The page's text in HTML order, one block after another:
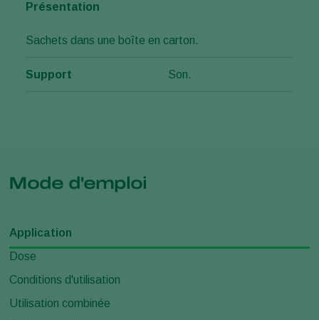
Présentation
Sachets dans une boîte en carton.
Support Son.
Mode d'emploi
Application
Dose
Conditions d'utilisation
Utilisation combinée